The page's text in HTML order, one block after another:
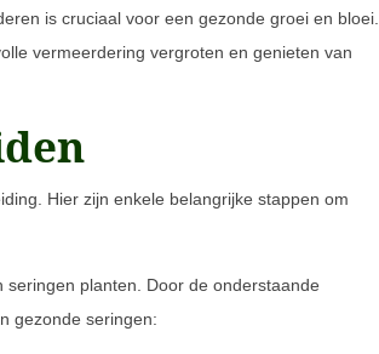
is cruciaal voor een gezonde groei en bloei.
vermeerdering vergroten en genieten van
Hier zijn enkele belangrijke stappen om
planten. Door de onderstaande
gezonde seringen: